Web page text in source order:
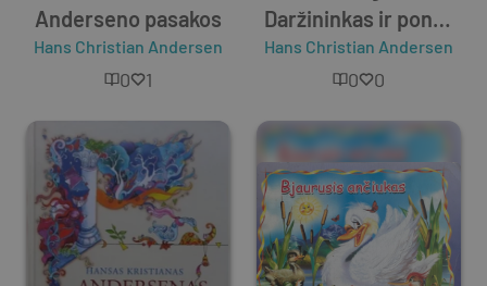
Anderseno pasakos
Hans Christian Andersen
0 1
Daržininkas ir ponai.
Kiekvienam savo
vieta
Hans Christian Andersen
0 0